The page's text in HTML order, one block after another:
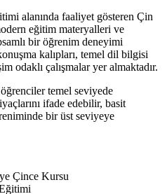
alanında faaliyet gösteren Çin
eğitim materyalleri ve
bir öğrenim deneyimi
kalıpları, temel dil bilgisi
odaklı çalışmalar yer almaktadır.
temel seviyede
ifade edebilir, basit
bir üst seviyeye
Çince Kursu